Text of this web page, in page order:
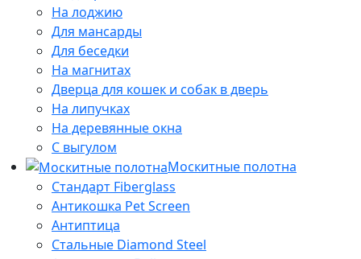
На лоджию
Для мансарды
Для беседки
На магнитах
Дверца для кошек и собак в дверь
На липучках
На деревянные окна
С выгулом
Москитные полотна
Стандарт Fiberglass
Антикошка Pet Screen
Антиптица
Стальные Diamond Steel